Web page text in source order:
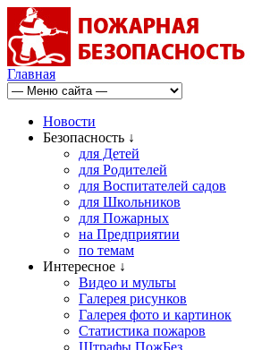
Главная
Новости
Безопасность ↓
для Детей
для Родителей
для Воспитателей садов
для Школьников
для Пожарных
на Предприятии
по темам
Интересное ↓
Видео и мульты
Галерея рисунков
Галерея фото и картинок
Статистика пожаров
Штрафы ПожБез